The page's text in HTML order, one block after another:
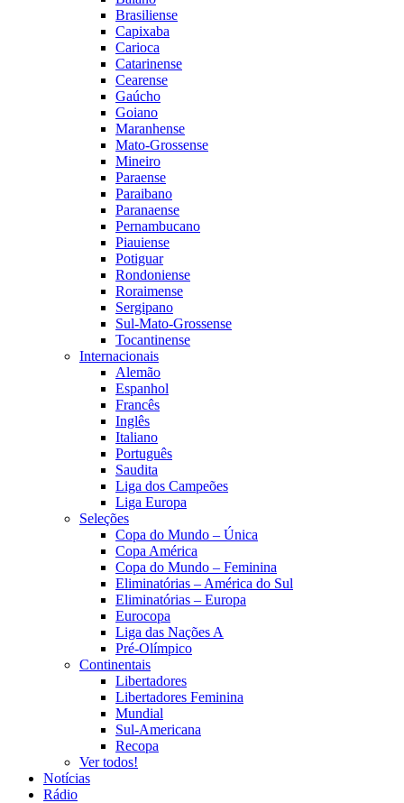
Brasiliense
Capixaba
Carioca
Catarinense
Cearense
Gaúcho
Goiano
Maranhense
Mato-Grossense
Mineiro
Paraense
Paraibano
Paranaense
Pernambucano
Piauiense
Potiguar
Rondoniense
Roraimense
Sergipano
Sul-Mato-Grossense
Tocantinense
Internacionais
Alemão
Espanhol
Francês
Inglês
Italiano
Português
Saudita
Liga dos Campeões
Liga Europa
Seleções
Copa do Mundo – Única
Copa América
Copa do Mundo – Feminina
Eliminatórias – América do Sul
Eliminatórias – Europa
Eurocopa
Liga das Nações A
Pré-Olímpico
Continentais
Libertadores
Libertadores Feminina
Mundial
Sul-Americana
Recopa
Ver todos!
Notícias
Rádio